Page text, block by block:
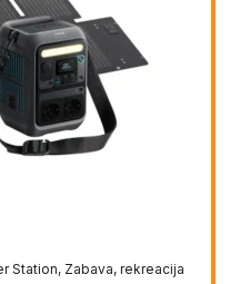
Station, Zabava, rekreacija